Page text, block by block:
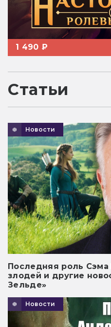
1 490 ₽
Статьи
Новости
Последняя роль Сэма
злодей и другие
Зельде»
Новости